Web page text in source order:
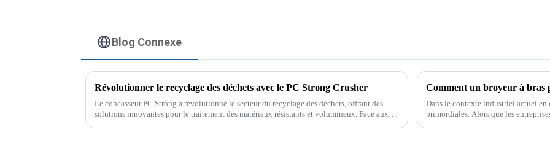
Blog Connexe
Révolutionner le recyclage des déchets avec le PC Strong Crusher
Le concasseur PC Strong a révolutionné le secteur du recyclage des déchets, offrant des
solutions innovantes pour le traitement des matériaux résistants et volumineux. Face aux
Dans le contexte industriel actuel
primordiales. Alors que les